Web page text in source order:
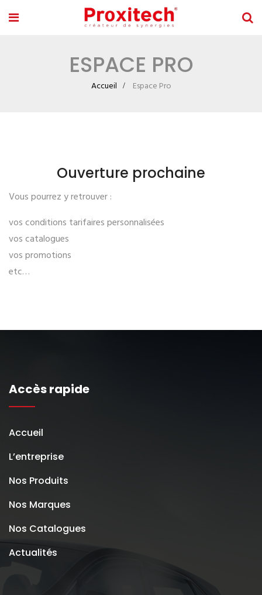
ESPACE PRO
Accueil Espace Pro
Ouverture prochaine
Vous pourrez y retrouver :
vos conditions tarifaires personnalisées
vos catalogues
vos promotions
etc…
Accès rapide
Accueil
L’entreprise
Nos Produits
Nos Marques
Nos Catalogues
Actualités